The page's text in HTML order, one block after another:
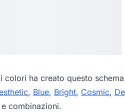
colori ha creato questo
, Blue, Bright, Cosmic,
combinazioni.